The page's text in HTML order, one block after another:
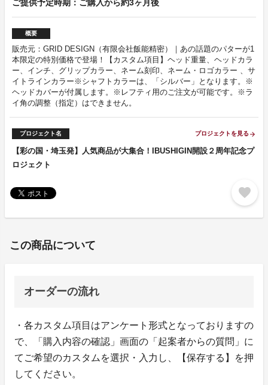
ご提供予定時期：ご購入から約3ヶ月後
概要
販売元：GRID DESIGN（有限会社飯能精密）｜あの話題のパターが1
本限定の特別価格で登場！【カスタム項目】ヘッド重量、ヘッドカラ
ー、インチ、グリップカラー、ネーム刻印、ネーム・ロゴカラー 、サ
イトラインカラー※シャフトカラーは、「シルバー」となります。※
ヘッドカバーが付属します。※レフティ用のご注文が可能です。※ラ
イ角の調整（指定）はできません。
プロジェクト名 プロジェクトを見る arrow_forward
【彩の国・埼玉発】人気商品が大集合！IBUSHIGIN開設２周年記念プ
ロジェクト
favorite
この商品について
オーダーの流れ
・各カスタム項目はアンケート形式となっておりますの
で、「購入内容の確認」画面の「起案者からの質問」に
てご希望のカスタムを選択・入力し、【保存する】を押
してください。